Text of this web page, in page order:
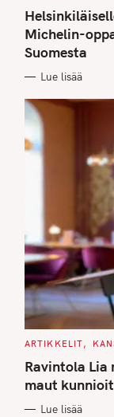
T
E
G
O
R
I
S
Michelin-
Suomesta
Lue lisää
C
T
E
G
O
I
ARTIKKELIT
Ravintola Lia
maut
Lue lisää